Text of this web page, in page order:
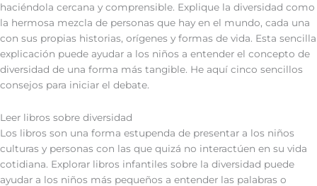
haciéndola cercana y comprensible. Explique la diversidad como
la hermosa mezcla de personas que hay en el mundo, cada una
con sus propias historias, orígenes y formas de vida. Esta sencilla
explicación puede ayudar a los niños a entender el concepto de
diversidad de una forma más tangible. He aquí cinco sencillos
consejos para iniciar el debate.
Leer libros sobre diversidad
Los libros son una forma estupenda de presentar a los niños
culturas y personas con las que quizá no interactúen en su vida
cotidiana. Explorar libros infantiles sobre la diversidad puede
ayudar a los niños más pequeños a entender las palabras o